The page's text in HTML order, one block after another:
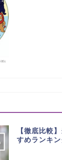
【徹底比較
すめランキ